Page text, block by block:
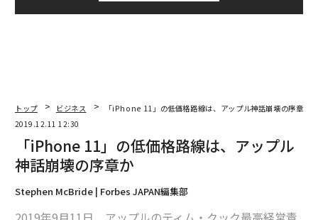
トップ ビジネス
「iPhone 11」の低価格路線は、アップル神話崩壊の序章か
2019.12.11 12:30
「iPhone 11」の低価格路線は、アップル
神話崩壊の序章か
Stephen McBride | Forbes JAPAN編集部